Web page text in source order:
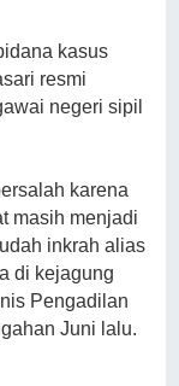
kasus
resmi
negeri sipil
karena
masih menjadi
inkrah alias
di kejagung
Pengadilan
Juni lalu.